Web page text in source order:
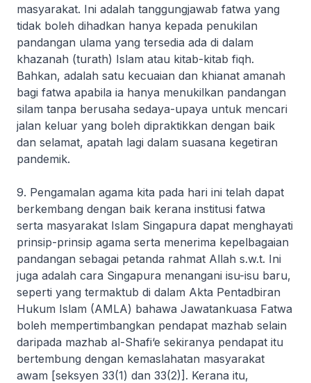
masyarakat. Ini adalah tanggungjawab fatwa yang
tidak boleh dihadkan hanya kepada penukilan
pandangan ulama yang tersedia ada di dalam
khazanah (turath) Islam atau kitab-kitab fiqh.
Bahkan, adalah satu kecuaian dan khianat amanah
bagi fatwa apabila ia hanya menukilkan pandangan
silam tanpa berusaha sedaya-upaya untuk mencari
jalan keluar yang boleh dipraktikkan dengan baik
dan selamat, apatah lagi dalam suasana kegetiran
pandemik.
9. Pengamalan agama kita pada hari ini telah dapat
berkembang dengan baik kerana institusi fatwa
serta masyarakat Islam Singapura dapat menghayati
prinsip-prinsip agama serta menerima kepelbagaian
pandangan sebagai petanda rahmat Allah s.w.t. Ini
juga adalah cara Singapura menangani isu-isu baru,
seperti yang termaktub di dalam Akta Pentadbiran
Hukum Islam (AMLA) bahawa Jawatankuasa Fatwa
boleh mempertimbangkan pendapat mazhab selain
daripada mazhab al-Shafi‘e sekiranya pendapat itu
bertembung dengan kemaslahatan masyarakat
awam [seksyen 33(1) dan 33(2)]. Kerana itu,